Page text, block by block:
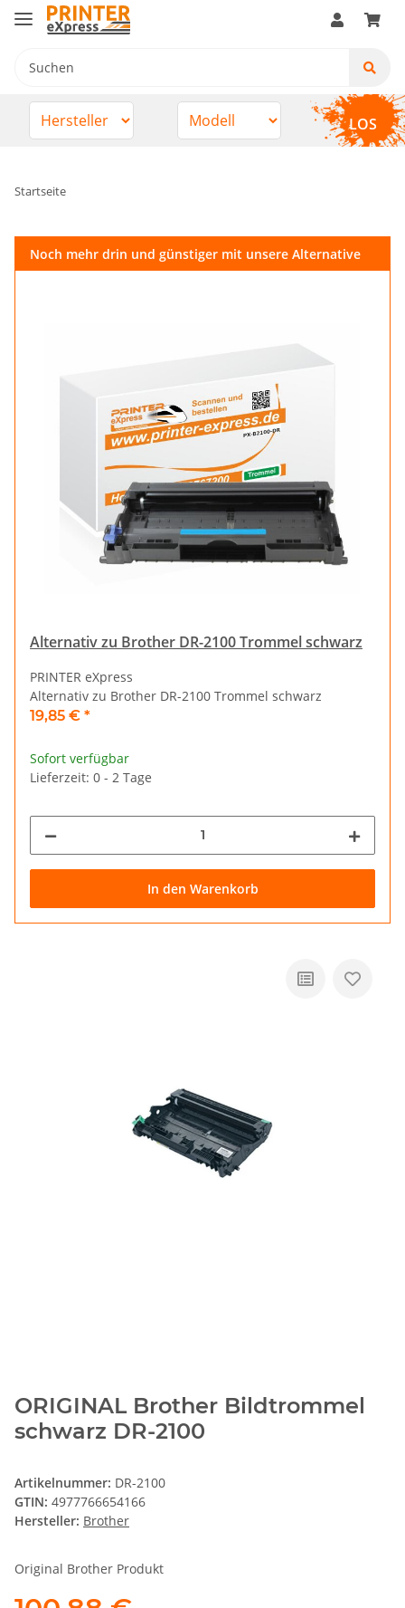
LOS
Startseite
Noch mehr drin und günstiger mit unsere Alternative
Alternativ zu Brother DR-2100 Trommel schwarz
PRINTER eXpress
Alternativ zu Brother DR-2100 Trommel schwarz
19,85 € *
Sofort verfügbar
Lieferzeit: 0 - 2 Tage
In den Warenkorb
ORIGINAL Brother Bildtrommel
schwarz DR-2100
Artikelnummer: DR-2100
GTIN: 4977766654166
Hersteller: Brother
Original Brother Produkt